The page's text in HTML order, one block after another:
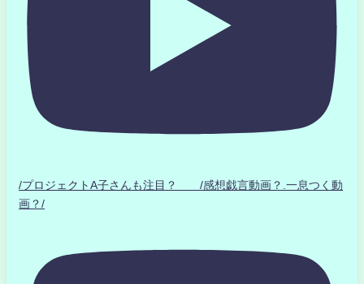
/プロジェクトA子さんも注目？ /感想戯言動画？.一息つく動
画？/